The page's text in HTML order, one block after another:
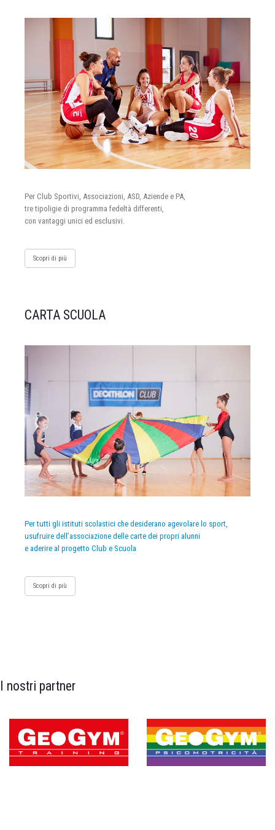
Per Club Sportivi, Associazioni, ASD, Aziende e PA,
tre tipoligie di programma fedeltà differenti,
con vantaggi unici ed esclusivi.
Scopri di più
CARTA SCUOLA
Per tutti gli istituti scolastici che desiderano agevolare lo sport,
usufruire dell’associazione delle carte dei propri alunni
e aderire al progetto Club e Scuola
Scopri di più
I nostri partner